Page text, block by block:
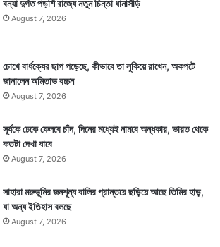
বন্যা দুর্গত পড়শি রাজ্যে নতুন চিন্তা ধানসিঁড়ি
August 7, 2026
চোখে বার্ধক্যের ছাপ পড়েছে, কীভাবে তা লুকিয়ে রাখেন, অকপটে
জানালেন অমিতাভ বচ্চন
August 7, 2026
সূর্যকে ঢেকে ফেলবে চাঁদ, দিনের মধ্যেই নামবে অন্ধকার, ভারত থেকে
কতটা দেখা যাবে
August 7, 2026
সাহারা মরুভূমির জনশূন্য বালির প্রান্তরে ছড়িয়ে আছে তিমির হাড়,
যা অন্য ইতিহাস বলছে
August 7, 2026